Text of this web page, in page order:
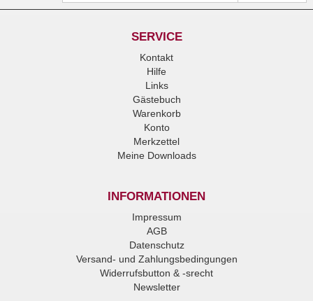
SERVICE
Kontakt
Hilfe
Links
Gästebuch
Warenkorb
Konto
Merkzettel
Meine Downloads
INFORMATIONEN
Impressum
AGB
Datenschutz
Versand- und Zahlungsbedingungen
Widerrufsbutton & -srecht
Newsletter